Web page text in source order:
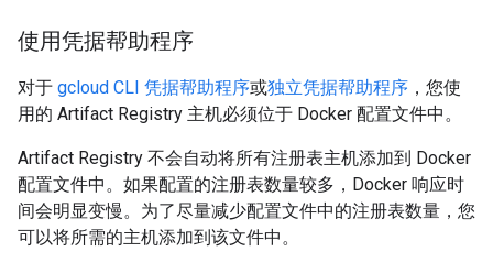
使用凭据帮助程序
对于 gcloud CLI 凭据帮助程序或独立凭据帮助程序 ，您使
用的 Artifact Registry 主机必须位于 Docker 配置文件中。
Artifact Registry 不会自动将所有注册表主机添加到 Docker
配置文件中。如果配置的注册表数量较多，Docker 响应时
间会明显变慢。为了尽量减少配置文件中的注册表数量，您
可以将所需的主机添加到该文件中。